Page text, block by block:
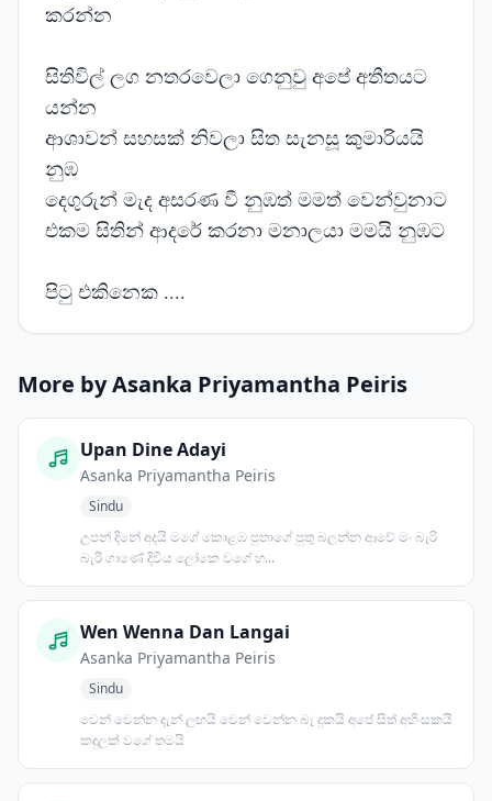
කරන්න
සිතිවිල් ලග නතරවෙලා ගෙනුවු අපේ අතීතයට
යන්න
ආශාවන් සහසක් නිවලා සිත සැනසූ කුමාරියයි
නුඹ
දෙගුරුන් මැද අසරණ වී නුඹත් මමත් වෙන්වුනාට
එකම සිතින් ආදරේ කරනා මනාලයා මමයි නුඹට
පිටු එකිනෙක ....
More by Asanka Priyamantha Peiris
Upan Dine Adayi
Asanka Priyamantha Peiris
Sindu
උපන් දිනේ අදයි මගේ කොළඹ පුතාගේ පුතු බලන්න ආවේ මං බැරි
බැරි ගාණේ දිවිය ලෝකෙ වගේ හ...
Wen Wenna Dan Langai
Asanka Priyamantha Peiris
Sindu
වෙන් වෙන්න දැන් ලඟයි වෙන් වෙන්න බෑ දුකයි අපේ සිත් අහිංසකයි
කඳුලක් වගේ තමයි